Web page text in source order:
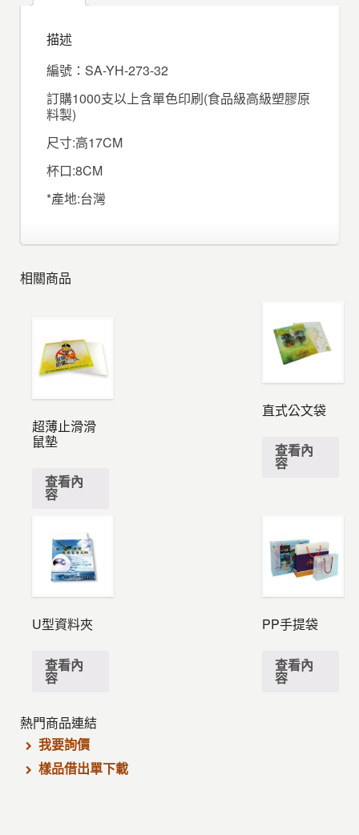
描述
編號：SA-YH-273-32
訂購1000支以上含單色印刷(食品級高級塑膠原
料製)
尺寸:高17CM
杯口:8CM
*產地:台灣
相關商品
超薄止滑滑
鼠墊
查看內
容
直式公文袋
查看內
容
U型資料夾
查看內
容
PP手提袋
查看內
容
熱門商品連結
我要詢價
樣品借出單下載